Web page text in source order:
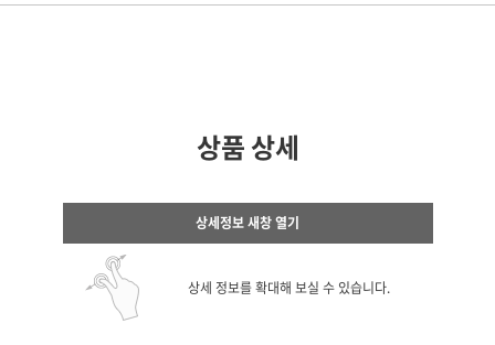
상품 상세
상세정보 새창 열기
상세 정보를 확대해 보실 수 있습니다.